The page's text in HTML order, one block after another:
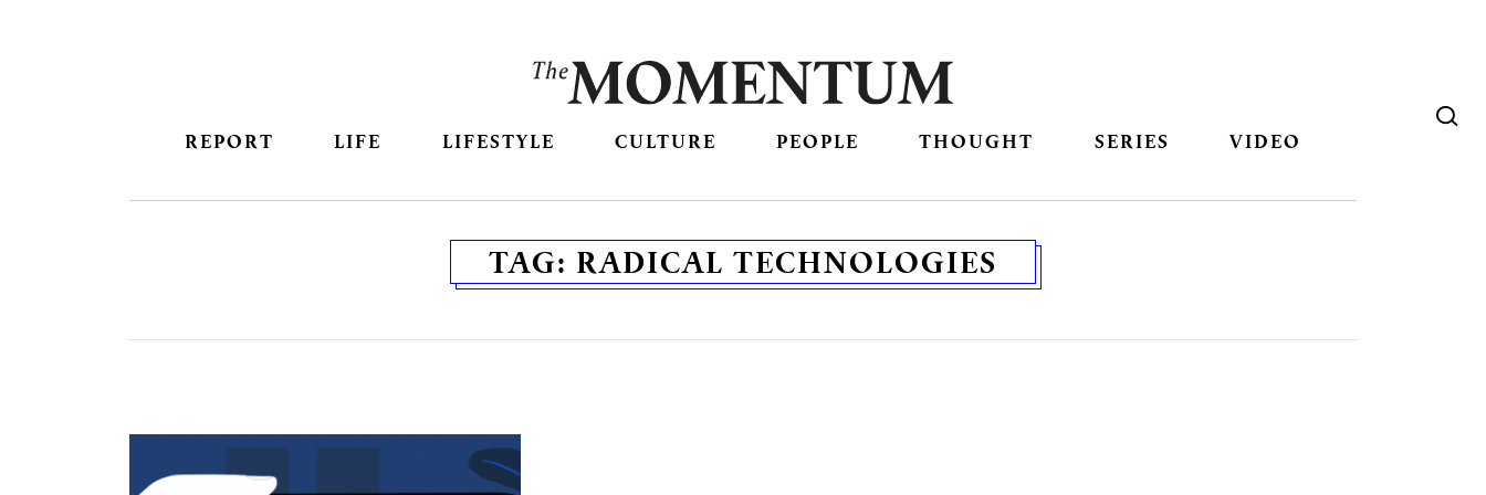
REPORT LIFE LIFESTYLE CULTURE PEOPLE THOUGHT SERIES VIDEO
TAG: RADICAL TECHNOLOGIES